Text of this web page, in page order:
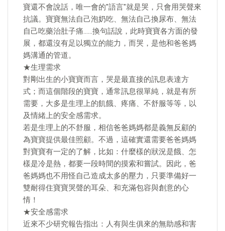
寶還不會說話，唯一會的"語言"就是哭，只會用哭聲來
抗議。寶寶無法自己泡奶吃、無法自己換尿布、無法
自己吃藥治肚子痛……換句話說，此時寶寶各方面的發
展，都還沒有足以獨立的能力，而哭，是他和爸爸媽
媽溝通的管道。
★生理需求
對剛出生的小寶寶而言，哭是最直接的訊息表達方
式；而這個階段的寶寶，通常訊息很單純，就是有所
需要，大多是生理上的飢餓、疼痛、不舒服等等，以
及情緒上的安全感需求。
若是生理上的不舒服，相信爸爸媽媽都是義無反顧的
為寶寶提供最佳照顧。不過，這確實還需要爸爸媽媽
對寶寶有一定的了解，比如：什麼樣的狀況是餓、怎
樣是冷是熱，都要一段時間的摸索和嘗試。因此，爸
爸媽媽也不用怪自己造成太多的壓力，只要準備好一
雙耐得住寶寶哭聲的耳朵、和充滿包容與創意的心
情！
★安全感需求
近來不少研究報告指出：人有與生俱來的無助感和害